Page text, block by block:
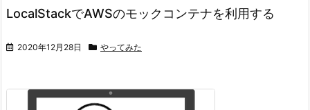
LocalStackでAWSのモックコンテナを利用する
2020年12月28日 やってみた